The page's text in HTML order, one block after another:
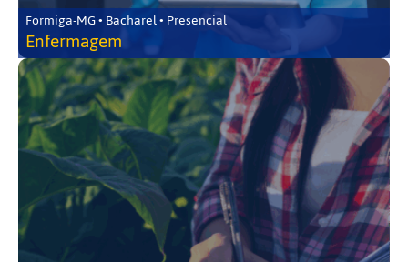
Formiga-MG • Bacharel • Presencial
Enfermagem